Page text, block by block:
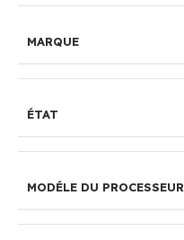
MARQUE
ÉTAT
MODÉLE DU PROCESSEUR